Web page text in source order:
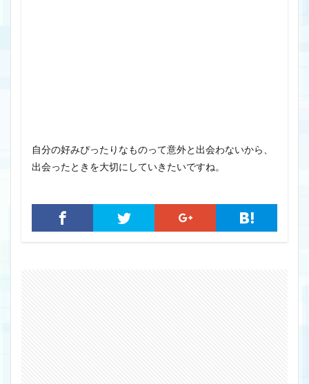
自分の好みぴったりなものって意外と出会わないから、
出会ったときを大切にしていきたいですね。